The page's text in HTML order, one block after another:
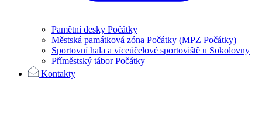
Pamětní desky Počátky
Městská památková zóna Počátky (MPZ Počátky)
Sportovní hala a víceúčelové sportoviště u Sokolovny
Příměstský tábor Počátky
Kontakty